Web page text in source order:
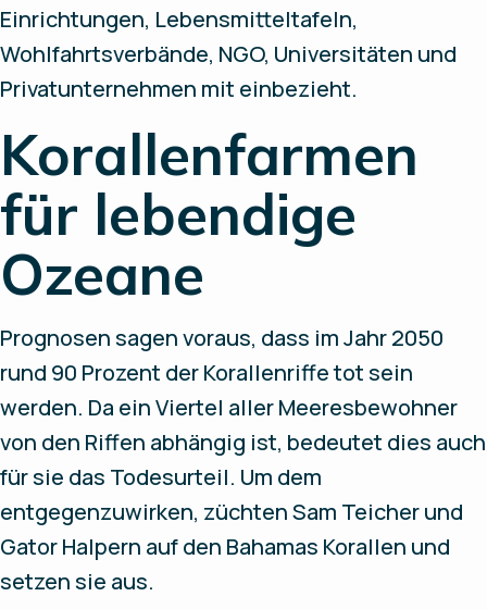
Einrichtungen, Lebensmitteltafeln,
Wohlfahrtsverbände, NGO, Universitäten und
Privatunternehmen mit einbezieht.
Korallenfarmen
für lebendige
Ozeane
Prognosen sagen voraus, dass im Jahr 2050
rund 90 Prozent der Korallenriffe tot sein
werden. Da ein Viertel aller Meeresbewohner
von den Riffen abhängig ist, bedeutet dies auch
für sie das Todesurteil. Um dem
entgegenzuwirken, züchten Sam Teicher und
Gator Halpern auf den Bahamas Korallen und
setzen sie aus.